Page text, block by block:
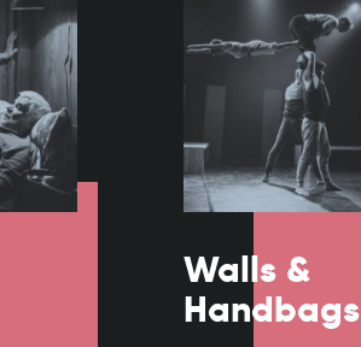
Walls &
Handbags